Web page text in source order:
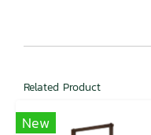
Related Product
New